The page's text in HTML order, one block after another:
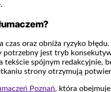
oraz obniża ryzyko
jest tryb
tekście spójnym
strony otrzymują
Poznań, która